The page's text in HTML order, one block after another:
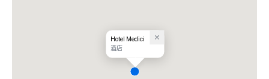
Hotel Medici
酒店